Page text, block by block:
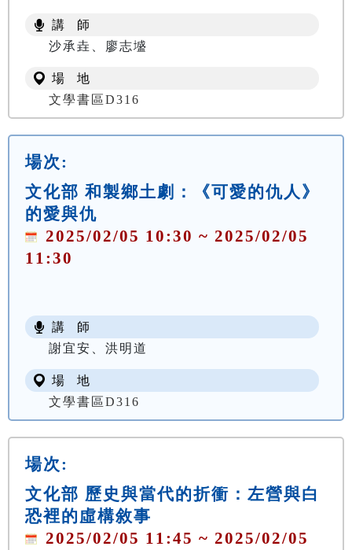
講 師
沙承垚、廖志墭
場 地
文學書區D316
場次:
文化部 和製鄉土劇：《可愛的仇人》
的愛與仇
2025/02/05 10:30 ~ 2025/02/05
11:30
講 師
謝宜安、洪明道
場 地
文學書區D316
場次:
文化部 歷史與當代的折衝：左營與白
恐裡的虛構敘事
2025/02/05 11:45 ~ 2025/02/05